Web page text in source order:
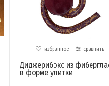
избранное сравнить
Диджерибокс из
в форме улитки